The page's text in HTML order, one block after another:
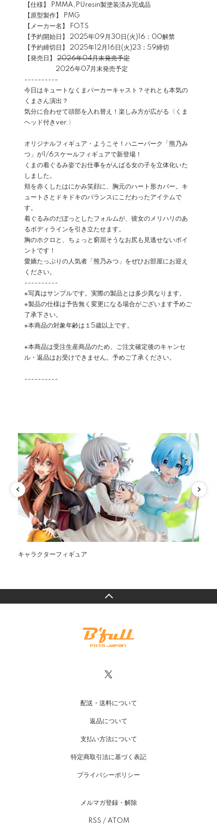
【仕様】 PMMA,PUresin製塗装済み完成品
【原型製作】 PMG
【メーカー名】 FOTS
【予約開始日】 2025年09月30日(火)16：00解禁
【予約締切日】 2025年12月16日(火)23：59締切
【発売日】 2026年04月末発売予定
2026年07月末発売予定
----------
今日はキュートなくまパーカーキャスト？それとも本気の
くまさん演出？
気分に合わせて頭部を入れ替え！楽しみ方が広がる〈くま
ヘッド付きver.〉
オリジナルフィギュア・ようこそ！ハニーパーク「熊乃み
つ」が1/6スケールフィギュアで新登場！
くまの着ぐるみ姿でお仕事をがんばる女の子を立体化いた
しました。
頬を赤くしたはにかみ笑顔に、胸元のハート形カバー。キ
ュートさとドキドキのバランスにこだわったアイテムで
す。
着ぐるみのだぼっとしたフォルムが、彼女のメリハリのあ
るボディラインを引き立たせます。
胸のホクロと、ちょっと窮屈そうなお尻も見逃せないポイ
ントです！
愛嬌たっぷりの人気者「熊乃みつ」をぜひお部屋にお迎え
ください。
----------
※写真はサンプルです。実際の製品とは多少異なります。
※製品の仕様は予告無く変更になる場合がございます予めご
了承下さい。
※本商品の対象年齢は１5歳以上です。
※本商品は受注生産商品のため、ご注文確定後のキャンセ
ル・返品はお受けできません。予めご了承ください。
----------
カテゴリ
キャラクターフィギュア
配送・送料について
返品について
支払い方法について
特定商取引法に基づく表記
プライバシーポリシー
メルマガ登録・解除
RSS / ATOM